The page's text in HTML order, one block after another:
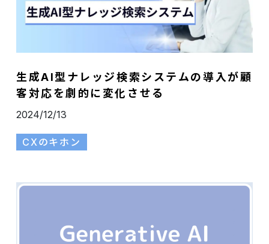
生成AI型ナレッジ検索システムの導入が顧
客対応を劇的に変化させる
2024/12/13
CXのキホン